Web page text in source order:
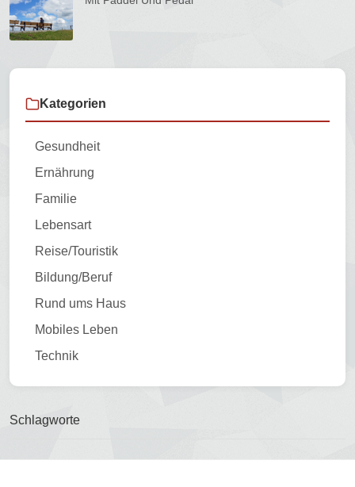
Kategorien
Gesundheit
Ernährung
Familie
Lebensart
Reise/Touristik
Bildung/Beruf
Rund ums Haus
Mobiles Leben
Technik
Schlagworte